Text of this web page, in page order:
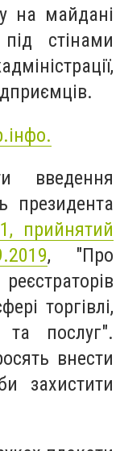
на майдані
стінами
введення
президента
прийнятий
, "Про
торгівлі,
та послуг".
внести
захистити